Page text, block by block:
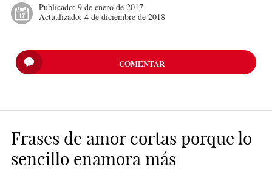
Publicado: 9 de enero de 2017
Actualizado: 4 de diciembre de 2018
COMENTAR
Frases de amor cortas porque lo
sencillo enamora más